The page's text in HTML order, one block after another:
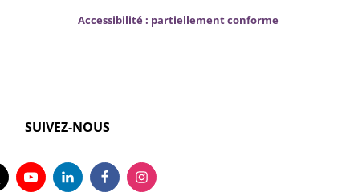
Accessibilité : partiellement conforme
SUIVEZ-NOUS